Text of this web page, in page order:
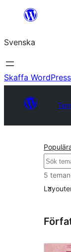
Hoppa
innehåll
Svenska
Skaffa WordPress
Sök
5 teman